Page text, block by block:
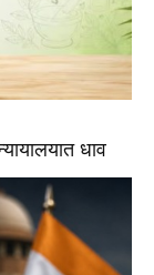
धाव